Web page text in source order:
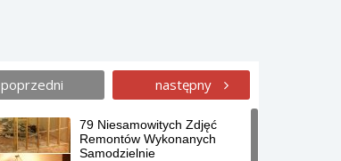
poprzedni następny
79 Niesamowitych Zdjęć
Remontów Wykonanych
Samodzielnie